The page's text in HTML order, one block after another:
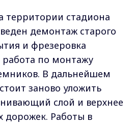
стадиона
демонтаж старого
и фрезеровка
работа по монтажу
В дальнейшем
заново уложить
слой и верхнее
дорожек. Работы в